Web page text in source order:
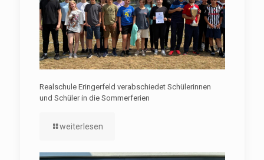
Realschule Eringerfeld verabschiedet Schülerinnen
und Schüler in die Sommerferien
weiterlesen